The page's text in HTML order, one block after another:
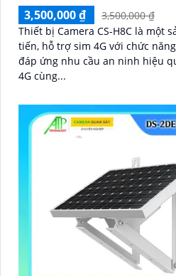
3,500,000 ₫
3,500,000 ₫
Thiết bị Camera CS-H8C là một
tiến, hỗ trợ sim 4G với chức
đáp ứng nhu cầu an ninh hiệu quả. Với độ phân giải
4G cùng...